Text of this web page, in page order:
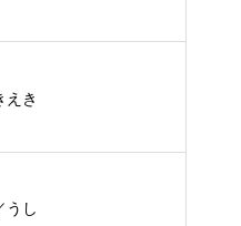
えき
うし